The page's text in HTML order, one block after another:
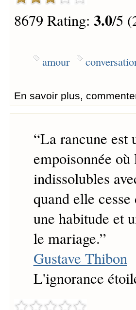
8679 Rating: 3.0/5
amour
En savoir plus,
“La rancune est
empoisonnée
indissolubles
quand elle
une habitude et
le mariage.”
Gustave Thibon
L'ignorance